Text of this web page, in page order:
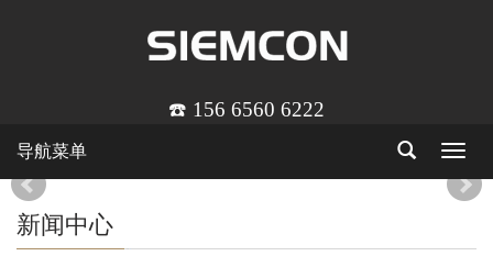
☎️ 156 6560 6222
Toggle
导航菜单
新闻中心